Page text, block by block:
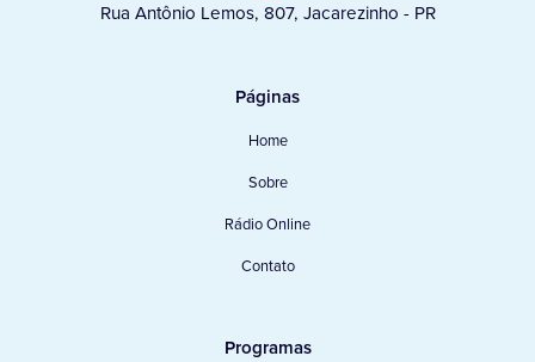
Rua Antônio Lemos, 807, Jacarezinho - PR
Páginas
Home
Sobre
Rádio Online
Contato
Programas